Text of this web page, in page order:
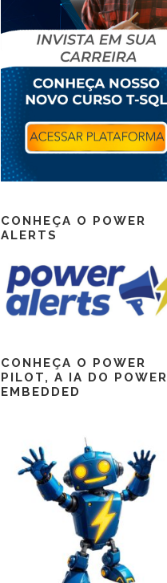
CONHEÇA O POWER
ALERTS
CONHEÇA O POWER
PILOT, A IA DO POWER
EMBEDDED